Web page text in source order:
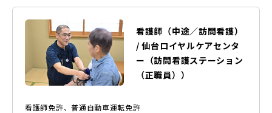
看護師（中途／訪問看護）
/仙台ロイヤルケアセンタ
ー （訪問看護ステーション
（正職員） ）
看護師免許、普通自動車運転免許